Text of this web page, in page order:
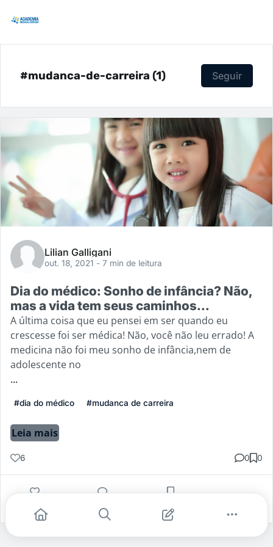
#mudanca-de-carreira (1) Seguir
Lilian Galligani
out. 18, 2021 - 7 min de leitura
Dia do médico: Sonho de infância? Não,
mas a vida tem seus caminhos...
A última coisa que eu pensei em ser quando eu
crescesse foi ser médica! Não, você não leu errado! A
medicina não foi meu sonho de infância,nem de
adolescente no
...
#dia do médico #mudanca de carreira
Leia mais
6 0 0
Gostei Comentar Salvar